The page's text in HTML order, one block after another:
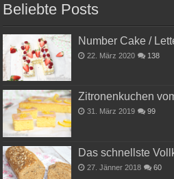
Beliebte Posts
Number Cake /
22. März 2020 138
Zitronenkuchen
31. März 2019 99
Das schnellste
27. Jänner 2018 60